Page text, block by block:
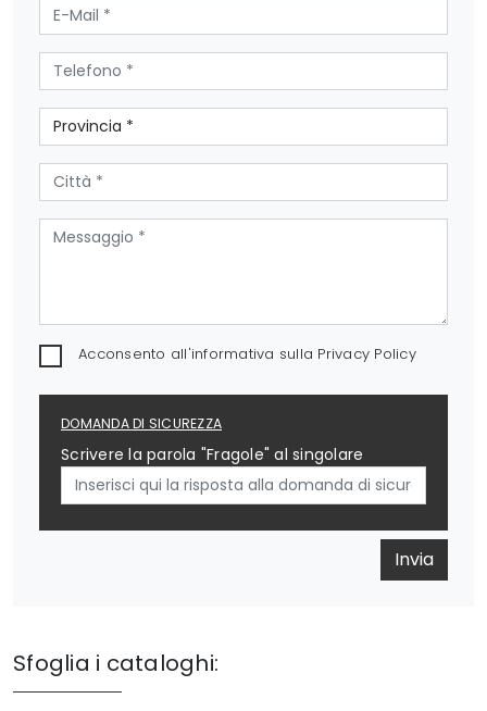
Acconsento all'informativa sulla Privacy Policy
DOMANDA DI SICUREZZA
Scrivere la parola "Fragole" al singolare
Invia
Sfoglia i cataloghi: